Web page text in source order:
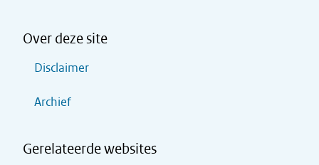
Over deze site
Disclaimer
Archief
Gerelateerde websites